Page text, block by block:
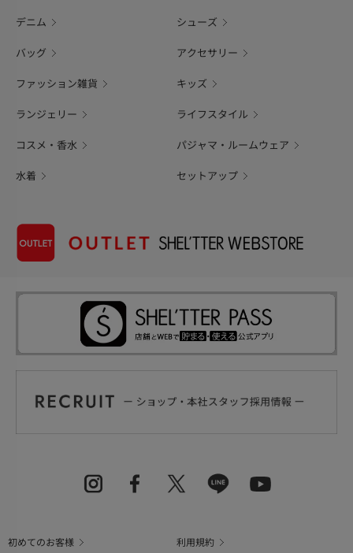
デニム シューズ
バッグ アクセサリー
ファッション雑貨 キッズ
ランジェリー ライフスタイル
コスメ・香水 パジャマ・ルームウェア
水着 セットアップ
初めてのお客様 利用規約